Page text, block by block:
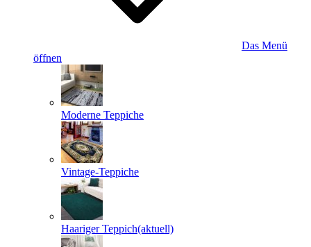
Das Menü
öffnen
Moderne Teppiche
Vintage-Teppiche
Haariger Teppich(aktuell)